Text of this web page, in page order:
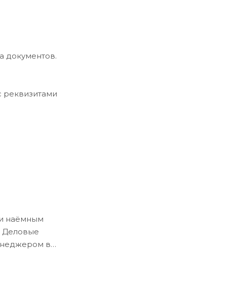
документов.
реквизитами
наёмным
Деловые
в